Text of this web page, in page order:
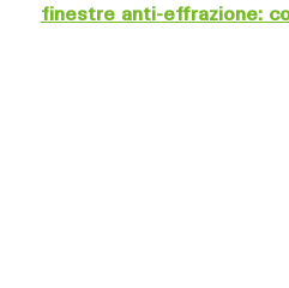
finestre anti-effrazione: